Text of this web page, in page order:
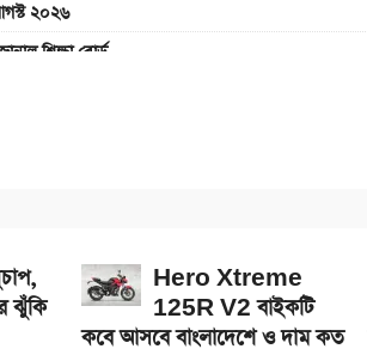
২০২৬
শিক্ষা বোর্ড
দাম
ঝুঁকি
Hero Xtreme
125R V2 বাইকটি
কবে আসবে বাংলাদেশে ও দাম কত